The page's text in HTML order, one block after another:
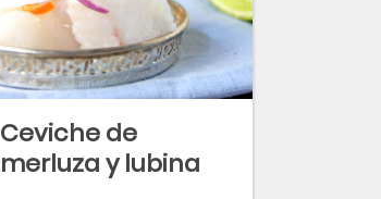
Ceviche de
merluza y lubina